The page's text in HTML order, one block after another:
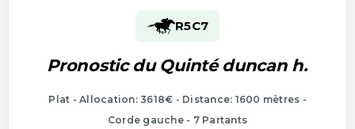
R5C7
Pronostic du Quinté duncan h.
Plat - Allocation: 3618€ - Distance: 1600 mètres -
Corde gauche - 7 Partants